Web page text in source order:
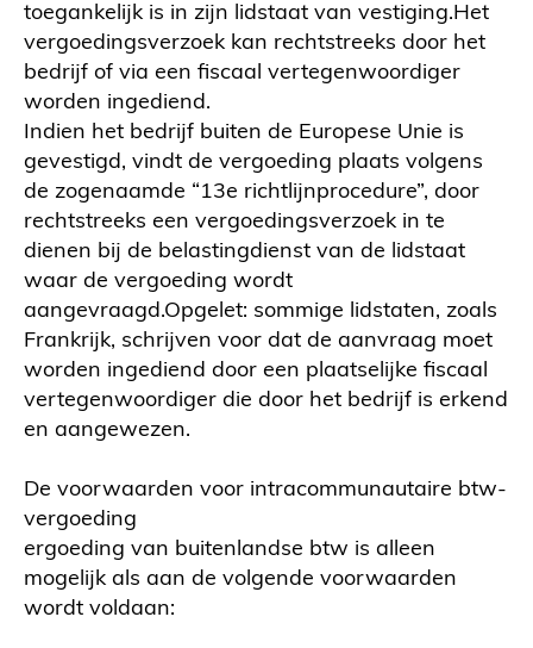
toegankelijk is in zijn lidstaat van vestiging.Het
vergoedingsverzoek kan rechtstreeks door het
bedrijf of via een fiscaal vertegenwoordiger
worden ingediend.
Indien het bedrijf buiten de Europese Unie is
gevestigd, vindt de vergoeding plaats volgens
de zogenaamde “13e richtlijnprocedure”, door
rechtstreeks een vergoedingsverzoek in te
dienen bij de belastingdienst van de lidstaat
waar de vergoeding wordt
aangevraagd.Opgelet: sommige lidstaten, zoals
Frankrijk, schrijven voor dat de aanvraag moet
worden ingediend door een plaatselijke fiscaal
vertegenwoordiger die door het bedrijf is erkend
en aangewezen.
De voorwaarden voor intracommunautaire btw-
vergoeding
ergoeding van buitenlandse btw is alleen
mogelijk als aan de volgende voorwaarden
wordt voldaan: